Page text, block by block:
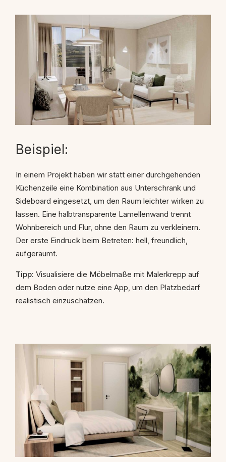
Beispiel:
In einem Projekt haben wir statt einer durchgehenden
Küchenzeile eine Kombination aus Unterschrank und
Sideboard eingesetzt, um den Raum leichter wirken zu
lassen. Eine halbtransparente Lamellenwand trennt
Wohnbereich und Flur, ohne den Raum zu verkleinern.
Der erste Eindruck beim Betreten: hell, freundlich,
aufgeräumt.
Tipp: Visualisiere die Möbelmaße mit Malerkrepp auf
dem Boden oder nutze eine App, um den Platzbedarf
realistisch einzuschätzen.